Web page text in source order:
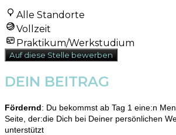
Alle Standorte
Vollzeit
Praktikum/Werkstudium
Auf diese Stelle bewerben
DEIN BEITRAG
Fördernd: Du bekommst ab Tag 1 eine:n
Seite, der:die Dich bei Deiner persönlichen
unterstützt